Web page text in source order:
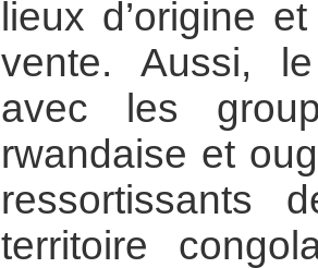
lieux d’origine
vente. Aussi,
avec les
rwandaise et
ressortissants
territoire